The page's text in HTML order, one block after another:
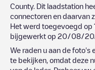
County. Dit laadstation
connectoren en daarvan
Het werd toegevoegd op
bijgewerkt op 20/08/
We raden u aan de foto's
te bekijken, omdat deze